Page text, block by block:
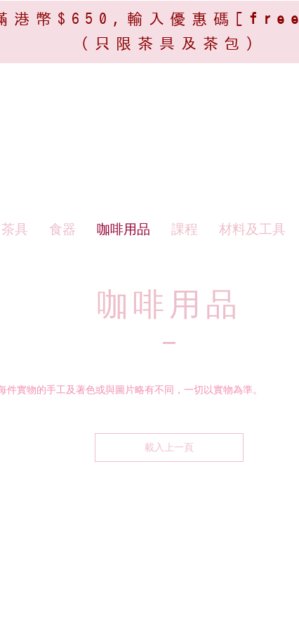
港幣$650,輸入優惠碼[ free
(只限茶具及茶包)​
茶具 食器 咖啡用品 課程 材料及工具
咖啡用品
件實物的手工及著色或與圖片略有不同，一切以實物為準。
載入上一頁